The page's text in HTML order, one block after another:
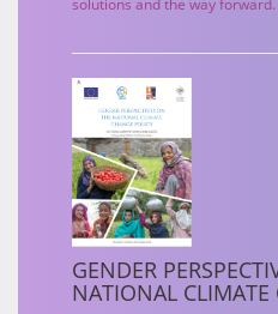
solutions and the way forward.
GENDER
NATIONAL CLIMATE